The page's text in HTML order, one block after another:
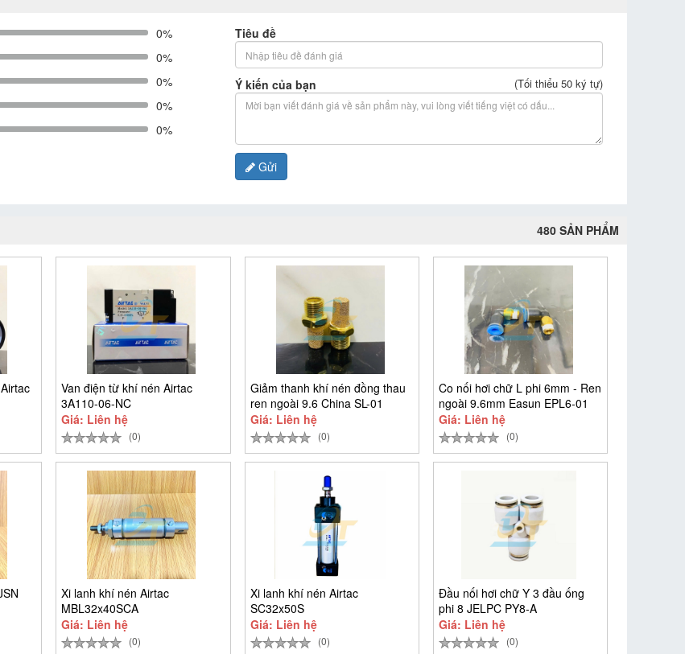
0%
0%
0%
0%
0%
Tiêu đề
Ý kiến của bạn (Tối thiểu 50 ký tự)
Gửi
480 SẢN PHẨM
Van điện từ khí nén Airtac
3A110-06-NC
Giá: Liên hệ
(0)
Giảm thanh khí nén đồng thau
ren ngoài 9.6 China SL-01
Giá: Liên hệ
(0)
Co nối hơi chữ L phi 6mm - Ren
ngoài 9.6mm Easun EPL6-01
Giá: Liên hệ
(0)
Xi lanh khí nén Airtac
MBL32x40SCA
Giá: Liên hệ
(0)
Xi lanh khí nén Airtac
SC32x50S
Giá: Liên hệ
(0)
Đầu nối hơi chữ Y 3 đầu ống
phi 8 JELPC PY8-A
Giá: Liên hệ
(0)